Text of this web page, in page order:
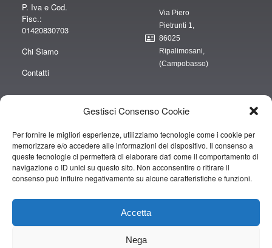
Gestisci Consenso Cookie
Per fornire le migliori esperienze, utilizziamo tecnologie come i cookie per
memorizzare e/o accedere alle informazioni del dispositivo. Il consenso a
queste tecnologie ci permetterà di elaborare dati come il comportamento di
navigazione o ID unici su questo sito. Non acconsentire o ritirare il
consenso può influire negativamente su alcune caratteristiche e funzioni.
Accetta
Nega
P. Iva e Cod.
Fisc.:
01420830703
Chi Siamo
Contatti
Via Piero
Pietrunti 1,
86025
Ripalimosani,
(Campobasso)
“obblighi informativi per le erogazioni pubbliche: gli aiuti di Stato e gli aiuti de
minimis ricevuti dalla nostra impresa sono contenuti nel Registro nazionale
degli aiuti di Stato di cui all’art. 52 della L. 234/2012” e consultabili al seguente
link
https://www.rna.gov.it/RegistroNazionaleTrasparenza/faces/pages/
Copyright © 2019 CAMPOPIANO S.A.S. DI CAMPOPIANO MARIO & C.